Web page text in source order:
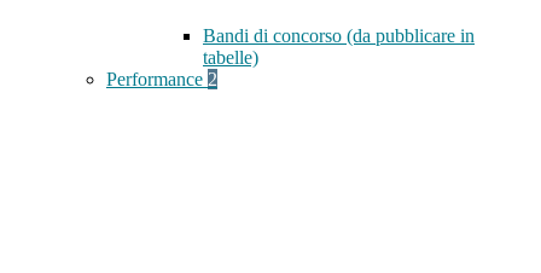
Bandi di concorso (da pubblicare in
tabelle)
Performance 2